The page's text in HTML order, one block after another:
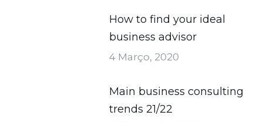
How to find your ideal
business advisor
4 Março, 2020
Main business consulting
trends 21/22